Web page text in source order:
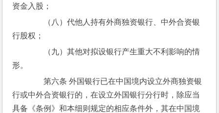
资金入股；
（八）代他人持有外商独资银行、中外合资银
行股权；
（九）其他对拟设银行产生重大不利影响的情
形。
第六条 外国银行已在中国境内设立外商独资银
行或中外合资银行的，在设立外国银行分行时，除应当
具备《条例》和本细则规定的相应条件外，其在中国境